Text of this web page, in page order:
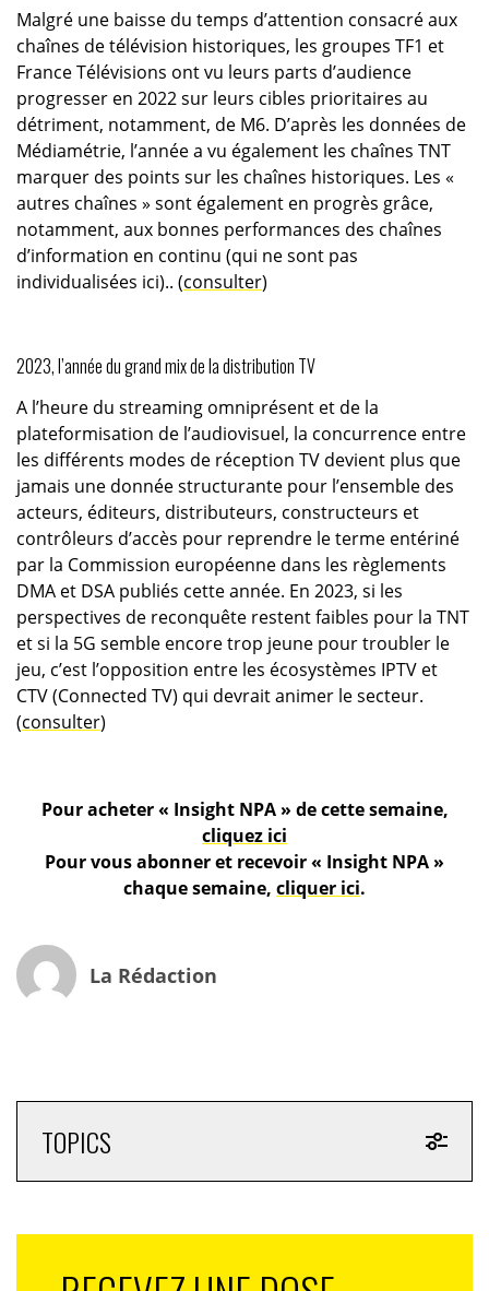
Malgré une baisse du temps d’attention consacré aux
chaînes de télévision historiques, les groupes TF1 et
France Télévisions ont vu leurs parts d’audience
progresser en 2022 sur leurs cibles prioritaires au
détriment, notamment, de M6. D’après les données de
Médiamétrie, l’année a vu également les chaînes TNT
marquer des points sur les chaînes historiques. Les «
autres chaînes » sont également en progrès grâce,
notamment, aux bonnes performances des chaînes
d’information en continu (qui ne sont pas
individualisées ici).. (consulter)
2023, l’année du grand mix de la distribution TV
A l’heure du streaming omniprésent et de la
plateformisation de l’audiovisuel, la concurrence entre
les différents modes de réception TV devient plus que
jamais une donnée structurante pour l’ensemble des
acteurs, éditeurs, distributeurs, constructeurs et
contrôleurs d’accès pour reprendre le terme entériné
par la Commission européenne dans les règlements
DMA et DSA publiés cette année. En 2023, si les
perspectives de reconquête restent faibles pour la TNT
et si la 5G semble encore trop jeune pour troubler le
jeu, c’est l’opposition entre les écosystèmes IPTV et
CTV (Connected TV) qui devrait animer le secteur.
(consulter)
Pour acheter « Insight NPA » de cette semaine,
cliquez ici
Pour vous abonner et recevoir « Insight NPA »
chaque semaine, cliquer ici.
La Rédaction
TOPICS